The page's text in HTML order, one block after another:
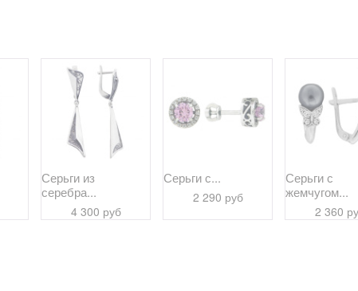
Серьги из
серебра...
4 300 руб
Серьги с...
2 290 руб
Серьги с
жемчугом...
2 360